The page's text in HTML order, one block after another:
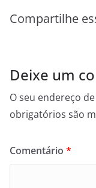
Compartilhe
Deixe um
O seu endereço
obrigatórios são
Comentário *